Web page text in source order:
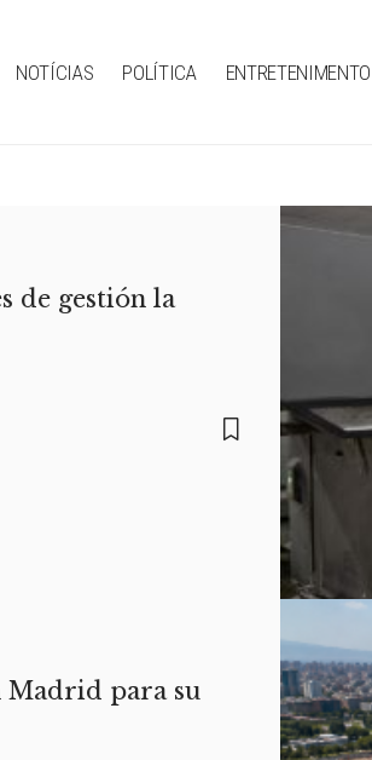
NOTÍCIAS POLÍTICA ENTRETENIMENTO
de gestión la
Madrid para su